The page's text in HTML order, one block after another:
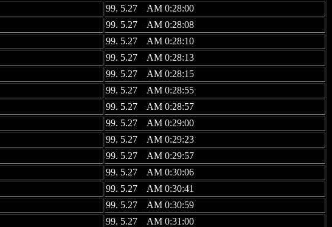
99. 5.27 AM 0:28:00
99. 5.27 AM 0:28:08
99. 5.27 AM 0:28:10
99. 5.27 AM 0:28:13
99. 5.27 AM 0:28:15
99. 5.27 AM 0:28:55
99. 5.27 AM 0:28:57
99. 5.27 AM 0:29:00
99. 5.27 AM 0:29:23
99. 5.27 AM 0:29:57
99. 5.27 AM 0:30:06
99. 5.27 AM 0:30:41
99. 5.27 AM 0:30:59
99. 5.27 AM 0:31:00